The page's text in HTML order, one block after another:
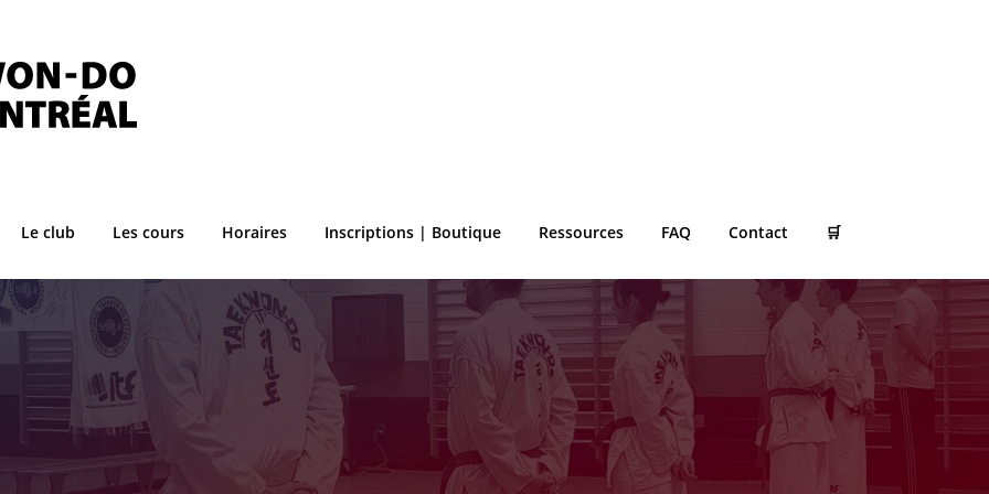
Le club Les cours Horaires Inscriptions | Boutique Ressources FAQ Contact 🛒